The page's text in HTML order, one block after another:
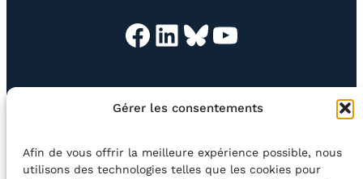
Gérer les consentements
Afin de vous offrir la meilleure expérience possible, nous
utilisons des technologies telles que les cookies pour
Facebook LinkedIn Bluesky YouTube
EN QUESTION BOUTIQUE NEWSLETTER
CONTACT
Rechercher